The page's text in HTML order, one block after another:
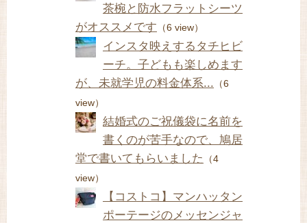
茶椀と防水フラットシーツ
がオススメです （6 view）
インスタ映えするタチヒビ
ーチ。子どもも楽しめます
が、未就学児の料金体系... （6
view）
結婚式のご祝儀袋に名前を
書くのが苦手なので、鳩居
堂で書いてもらいました
（4
view）
【コストコ】マンハッタン
ポーテージのメッセンジャ